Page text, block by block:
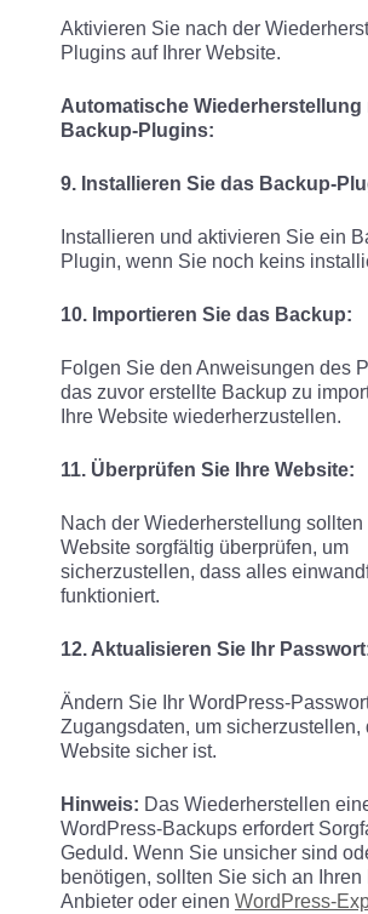
Aktivieren Sie nach der
Plugins auf Ihrer Website.
Automatische Wiederherstellung
Backup-Plugins:
9. Installieren Sie das Backup-
Installieren und aktivieren Sie ein
Plugin, wenn Sie noch keins
10. Importieren Sie das Backup:
Folgen Sie den Anweisungen des
das zuvor erstellte Backup zu
Ihre Website wiederherzustellen.
11. Überprüfen Sie Ihre Website:
Nach der Wiederherstellung sollten
Website sorgfältig überprüfen, um
sicherzustellen, dass alles
funktioniert.
12. Aktualisieren Sie Ihr
Ändern Sie Ihr WordPress-
Zugangsdaten, um sicherzustellen,
Website sicher ist.
Hinweis: Das Wiederherstellen
WordPress-Backups erfordert
Geduld. Wenn Sie unsicher sind
benötigen, sollten Sie sich an Ihren
Anbieter oder einen WordPress-